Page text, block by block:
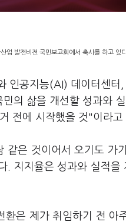
업 발전비전 국민보고회에서 축사를 하고 있
인공지능(AI) 데이터센
의 삶을 개선할 성과와
전에 시작했을 것"이라고
은 것이어서 오기도 가
지지율은 성과와 실적을
은 제가 취임하기 전 아